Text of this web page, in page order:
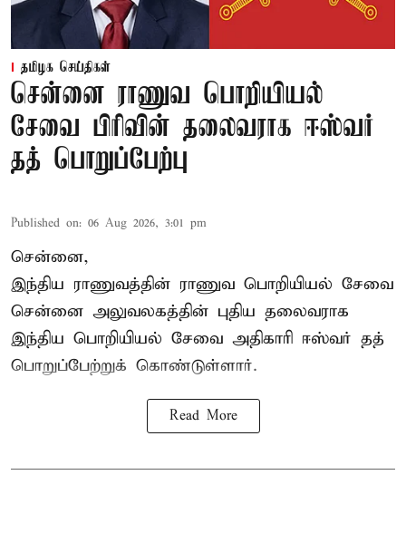
தமிழக செய்திகள்
சென்னை ராணுவ பொறியியல்
சேவை பிரிவின் தலைவராக ஈஸ்வர்
தத் பொறுப்பேற்பு
Published on: 06 Aug 2026, 3:01 pm
சென்னை,
இந்திய ராணுவத்தின் ராணுவ பொறியியல் சேவை
சென்னை அலுவலகத்தின் புதிய தலைவராக
இந்திய பொறியியல் சேவை அதிகாரி ஈஸ்வர் தத்
பொறுப்பேற்றுக் கொண்டுள்ளார்.
Read More